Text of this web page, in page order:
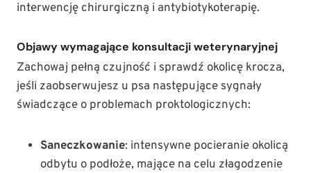
interwencję chirurgiczną i antybiotykoterapię.
Objawy wymagające konsultacji weterynaryjnej
Zachowaj pełną czujność i sprawdź okolicę krocza,
jeśli zaobserwujesz u psa następujące sygnały
świadczące o problemach proktologicznych:
Saneczkowanie: intensywne pocieranie okolicą
odbytu o podłoże, mające na celu złagodzenie